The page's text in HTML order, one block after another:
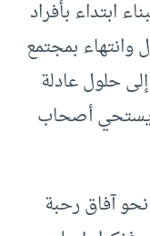
ابتداء بأفراد
وانتهاء بمجتمع
حلول عادلة
أصحاب
آفاق رحبة